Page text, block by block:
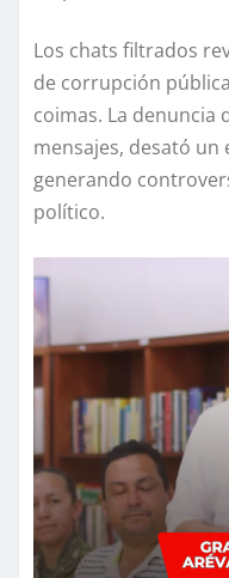
Los chats filtrados
de corrupción
coimas. La denuncia
mensajes, desató un
generando
político.